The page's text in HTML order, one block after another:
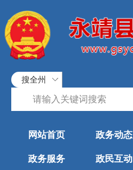
搜全州
网站首页 政务动态
政务服务 政民互动